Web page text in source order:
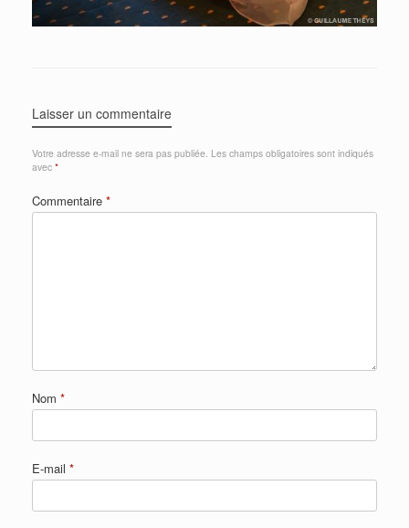
Laisser un commentaire
Votre adresse e-mail ne sera pas publiée. Les champs obligatoires sont indiqués
avec *
Commentaire *
Nom *
E-mail *